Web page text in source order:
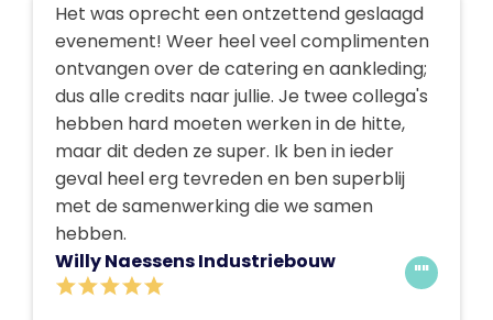
Het was oprecht een ontzettend geslaagd
evenement! Weer heel veel complimenten
ontvangen over de catering en aankleding;
dus alle credits naar jullie. Je twee collega's
hebben hard moeten werken in de hitte,
maar dit deden ze super. Ik ben in ieder
geval heel erg tevreden en ben superblij
met de samenwerking die we samen
hebben.
Willy Naessens Industriebouw